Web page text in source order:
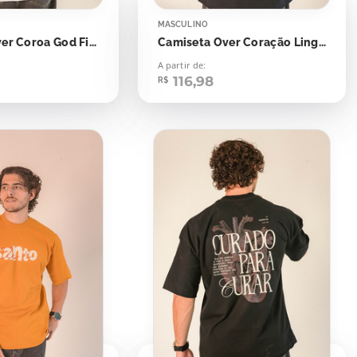
Camiseta Over Coroa God First
MASCULINO
Camiseta Over Coração Linguagem do Amor
A partir de:
R$ 116,98